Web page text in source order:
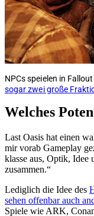
NPCs speielen in
sogar zwei große
Welches
Last Oasis hat einen
mir vorab Gameplay
klasse aus, Optik, Idee
zusammen.“
Lediglich die Idee des
sehen offenbar auch
Spiele wie ARK,